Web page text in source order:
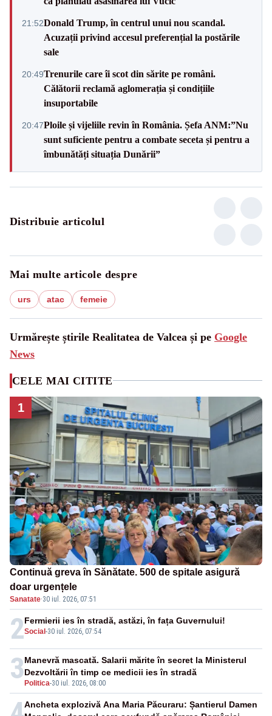
21:52Donald Trump, în centrul unui nou scandal.
Acuzații privind accesul preferențial la postările
sale
20:49Trenurile care îi scot din sărite pe români.
Călătorii reclamă aglomerația și condițiile
insuportabile
20:47Ploile și vijeliile revin în România. Șefa ANM:”Nu
sunt suficiente pentru a combate seceta și pentru a
îmbunătăți situația Dunării”
Distribuie articolul
Mai multe articole despre
urs atac femeie
Urmărește știrile Realitatea de Valcea și pe Google
News
CELE MAI CITITE
1
Continuă greva în Sănătate. 500 de spitale asigură
doar urgențele
Sanatate·30 iul. 2026, 07:51
2Social -30 iul. 2026, 07:54
Fermierii ies în stradă, astăzi, în fața Guvernului!
3 Politica-30 iul. 2026, 08:00
Manevră mascată. Salarii mărite în secret la Ministerul
Dezvoltării în timp ce medicii ies în stradă
Ancheta explozivă Ana Maria Păcuraru: Șantierul Damen